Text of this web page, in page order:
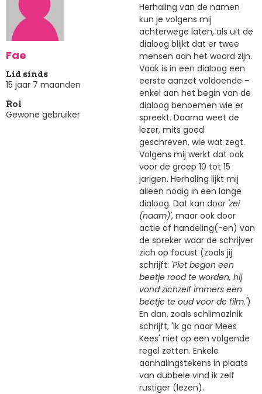
Fae
Lid sinds
15 jaar 7 maanden
Rol
Gewone gebruiker
Herhaling van de namen
kun je volgens mij
achterwege laten, als uit de
dialoog blijkt dat er twee
mensen aan het woord zijn.
Vaak is in een dialoog een
eerste aanzet voldoende -
enkel aan het begin van de
dialoog benoemen wie er
spreekt. Daarna weet de
lezer, mits goed
geschreven, wie wat zegt.
Volgens mij werkt dat ook
voor de groep 10 tot 15
jarigen. Herhaling lijkt mij
alleen nodig in een lange
dialoog. Dat kan door 'zei
(naam)', maar ook door
actie of handeling(-en) van
de spreker waar de schrijver
zich op focust (zoals jij
schrijft: 'Piet begon een
beetje rood te worden, hij
vond zichzelf immers een
beetje te oud voor de film.')
En dan, zoals schlimazlnik
schrijft, 'Ik ga naar Mees
Kees' niet op een volgende
regel zetten. Enkele
aanhalingstekens in plaats
van dubbele vind ik zelf
rustiger (lezen).